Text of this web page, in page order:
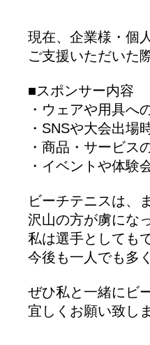
現在、企業様・個
ご支援いただいた
■スポンサー内容
・ウェアや用具へ
・SNSや大会出場
・商品・サービス
・イベントや体験
ビーチテニスは、
沢山の方が虜にな
私は選手としても
今後も一人でも多
ぜひ私と一緒にビ
宜しくお願い致し